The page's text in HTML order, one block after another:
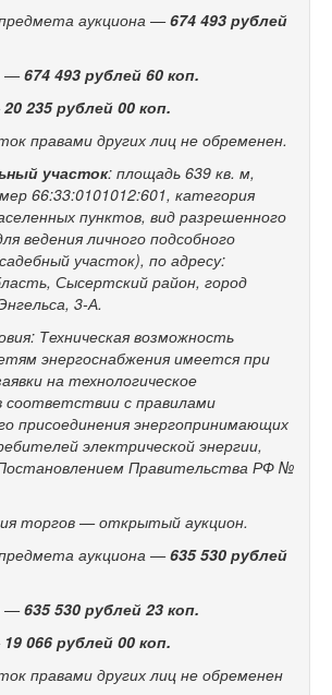
аукциона —674 493 рублей
—674 493 рублей 60 коп.
20 235 рублей 00 коп.
правами других лиц не обременен.
участок: площадь 639 кв. м,
66:33:0101012:601, категория
пунктов, вид разрешенного
ведения личного подсобного
участок), по адресу:
Сысертский район, город
3-А.
Техническая возможность
энергоснабжения имеется при
на технологическое
соответствии с правилами
присоединения энергопринимающих
электрической энергии,
Правительства РФ №
торгов — открытый аукцион.
аукциона —635 530 рублей
—635 530 рублей 23 коп.
19 066 рублей 00 коп.
правами других лиц не обременен